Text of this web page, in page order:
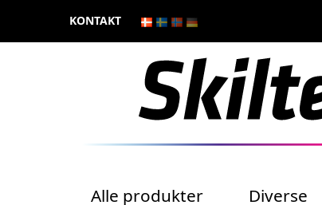
KONTAKT
Alle produkter Diverse